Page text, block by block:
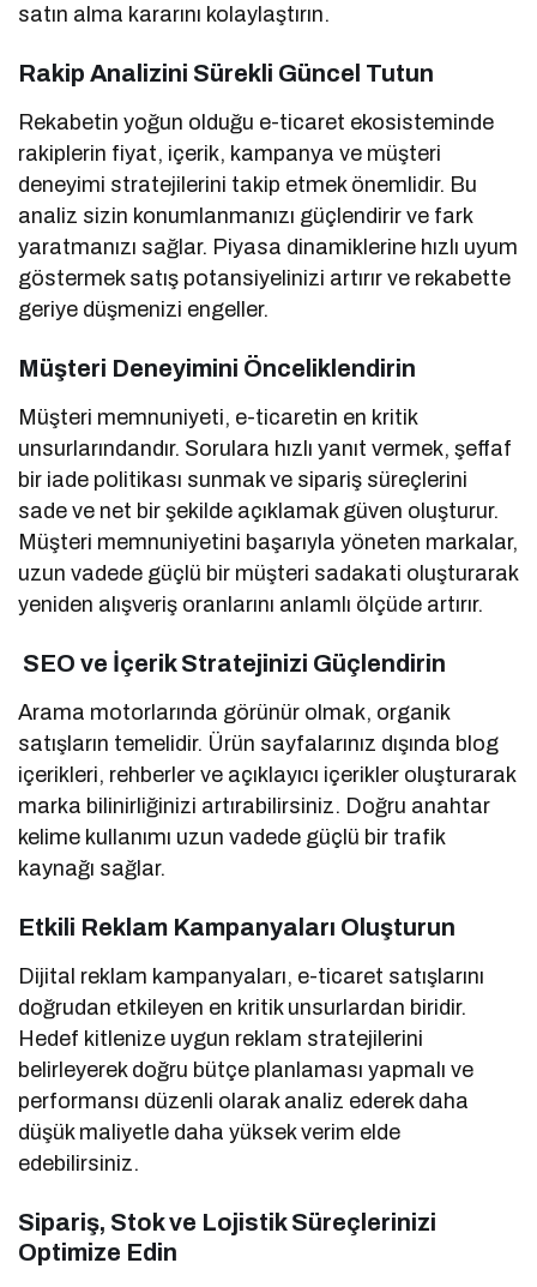
satın alma kararını kolaylaştırın.
Rakip Analizini Sürekli Güncel Tutun
Rekabetin yoğun olduğu e-ticaret ekosisteminde
rakiplerin fiyat, içerik, kampanya ve müşteri
deneyimi stratejilerini takip etmek önemlidir. Bu
analiz sizin konumlanmanızı güçlendirir ve fark
yaratmanızı sağlar. Piyasa dinamiklerine hızlı uyum
göstermek satış potansiyelinizi artırır ve rekabette
geriye düşmenizi engeller.
Müşteri Deneyimini Önceliklendirin
Müşteri memnuniyeti, e-ticaretin en kritik
unsurlarındandır. Sorulara hızlı yanıt vermek, şeffaf
bir iade politikası sunmak ve sipariş süreçlerini
sade ve net bir şekilde açıklamak güven oluşturur.
Müşteri memnuniyetini başarıyla yöneten markalar,
uzun vadede güçlü bir müşteri sadakati oluşturarak
yeniden alışveriş oranlarını anlamlı ölçüde artırır.
SEO ve İçerik Stratejinizi Güçlendirin
Arama motorlarında görünür olmak, organik
satışların temelidir. Ürün sayfalarınız dışında blog
içerikleri, rehberler ve açıklayıcı içerikler oluşturarak
marka bilinirliğinizi artırabilirsiniz. Doğru anahtar
kelime kullanımı uzun vadede güçlü bir trafik
kaynağı sağlar.
Etkili Reklam Kampanyaları Oluşturun
Dijital reklam kampanyaları, e-ticaret satışlarını
doğrudan etkileyen en kritik unsurlardan biridir.
Hedef kitlenize uygun reklam stratejilerini
belirleyerek doğru bütçe planlaması yapmalı ve
performansı düzenli olarak analiz ederek daha
düşük maliyetle daha yüksek verim elde
edebilirsiniz.
Sipariş, Stok ve Lojistik Süreçlerinizi
Optimize Edin